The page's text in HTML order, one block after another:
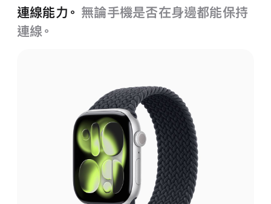
連線能力。 無論手機是否在身邊都能保持
連線。